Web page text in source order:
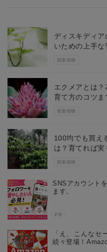
観葉植物
ディスキディ
いための上手な
観葉植物
エクメアとは
育て方のコツま
観葉植物
100均でも買え
は？育てれば実
SNSアカウント
ます。
PR
「え、こんなセ
続々登場！